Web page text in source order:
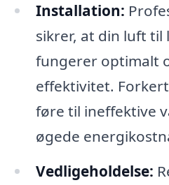
Installation:
sikrer, at din luft
fungerer optimalt
effektivitet.
føre til ineffektive
øgede
Vedligeholdelse: